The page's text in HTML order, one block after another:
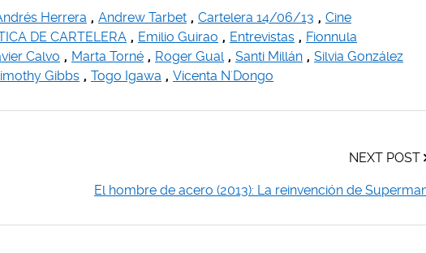
Herrera , Andrew Tarbet , Cartelera 14/06/13 , Cine
DE CARTELERA , Emilio Guirao , Entrevistas , Fionnula
Calvo , Marta Torné , Roger Gual , Santi Millán , Silvia González
Gibbs , Togo Igawa , Vicenta N'Dongo
NEXT POST
El hombre de acero (2013): La reinvención de